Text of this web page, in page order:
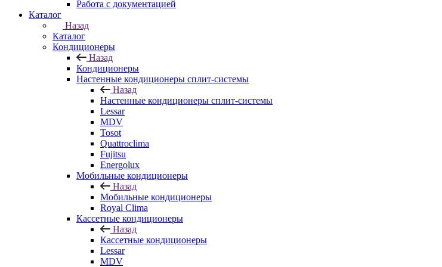
Работа с документацией
Каталог
Назад
Каталог
Кондиционеры
Назад
Кондиционеры
Настенные кондиционеры сплит-системы
Назад
Настенные кондиционеры сплит-системы
Lessar
MDV
Tosot
Quattroclima
Fujitsu
Energolux
Мобильные кондиционеры
Назад
Мобильные кондиционеры
Royal Clima
Кассетные кондиционеры
Назад
Кассетные кондиционеры
Lessar
MDV